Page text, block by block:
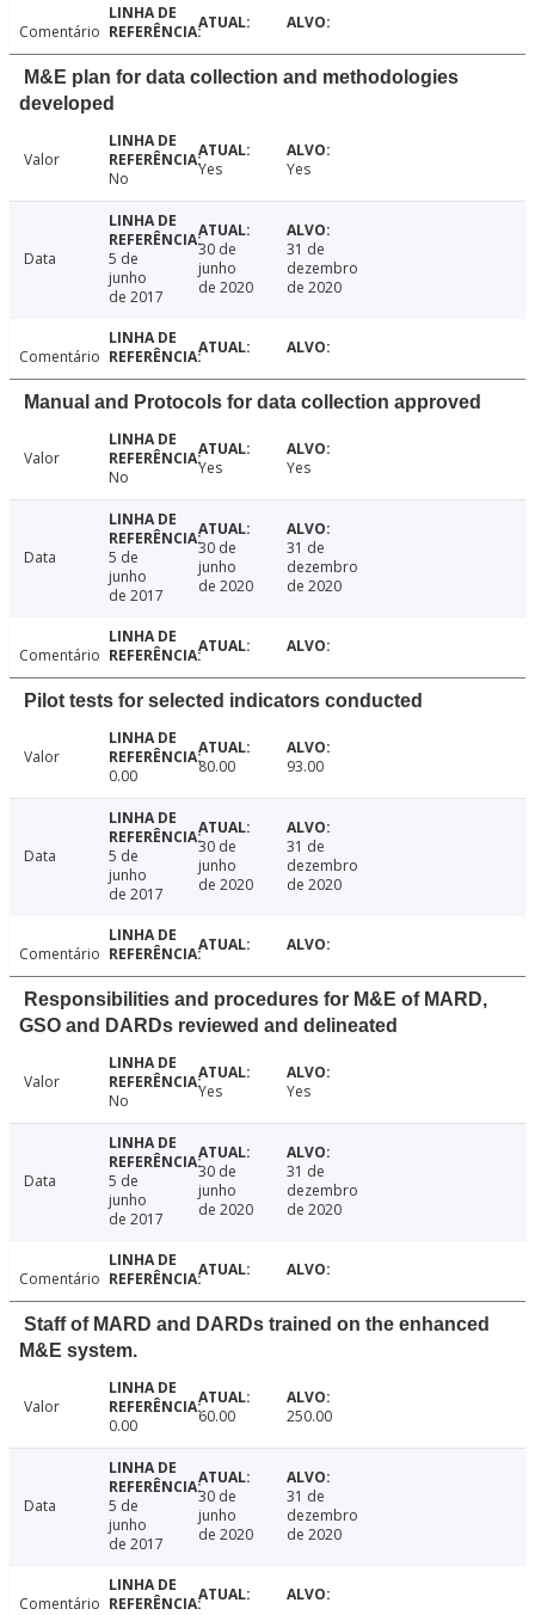
Comentário
M&E plan for data collection and methodologies
developed
Valor
No
Yes Yes
Data
5 de
junho
de 2017
30 de
junho
de 2020
31 de
dezembro
de 2020
Comentário
Manual and Protocols for data collection approved
Valor
No
Yes Yes
Data
5 de
junho
de 2017
30 de
junho
de 2020
31 de
dezembro
de 2020
Comentário
Pilot tests for selected indicators conducted
Valor
0.00
80.00 93.00
Data
5 de
junho
de 2017
30 de
junho
de 2020
31 de
dezembro
de 2020
Comentário
Responsibilities and procedures for M&E of MARD,
GSO and DARDs reviewed and delineated
Valor
No
Yes Yes
Data
5 de
junho
de 2017
30 de
junho
de 2020
31 de
dezembro
de 2020
Comentário
Staff of MARD and DARDs trained on the enhanced
M&E system.
Valor
0.00
60.00 250.00
Data
5 de
junho
de 2017
30 de
junho
de 2020
31 de
dezembro
de 2020
Comentário